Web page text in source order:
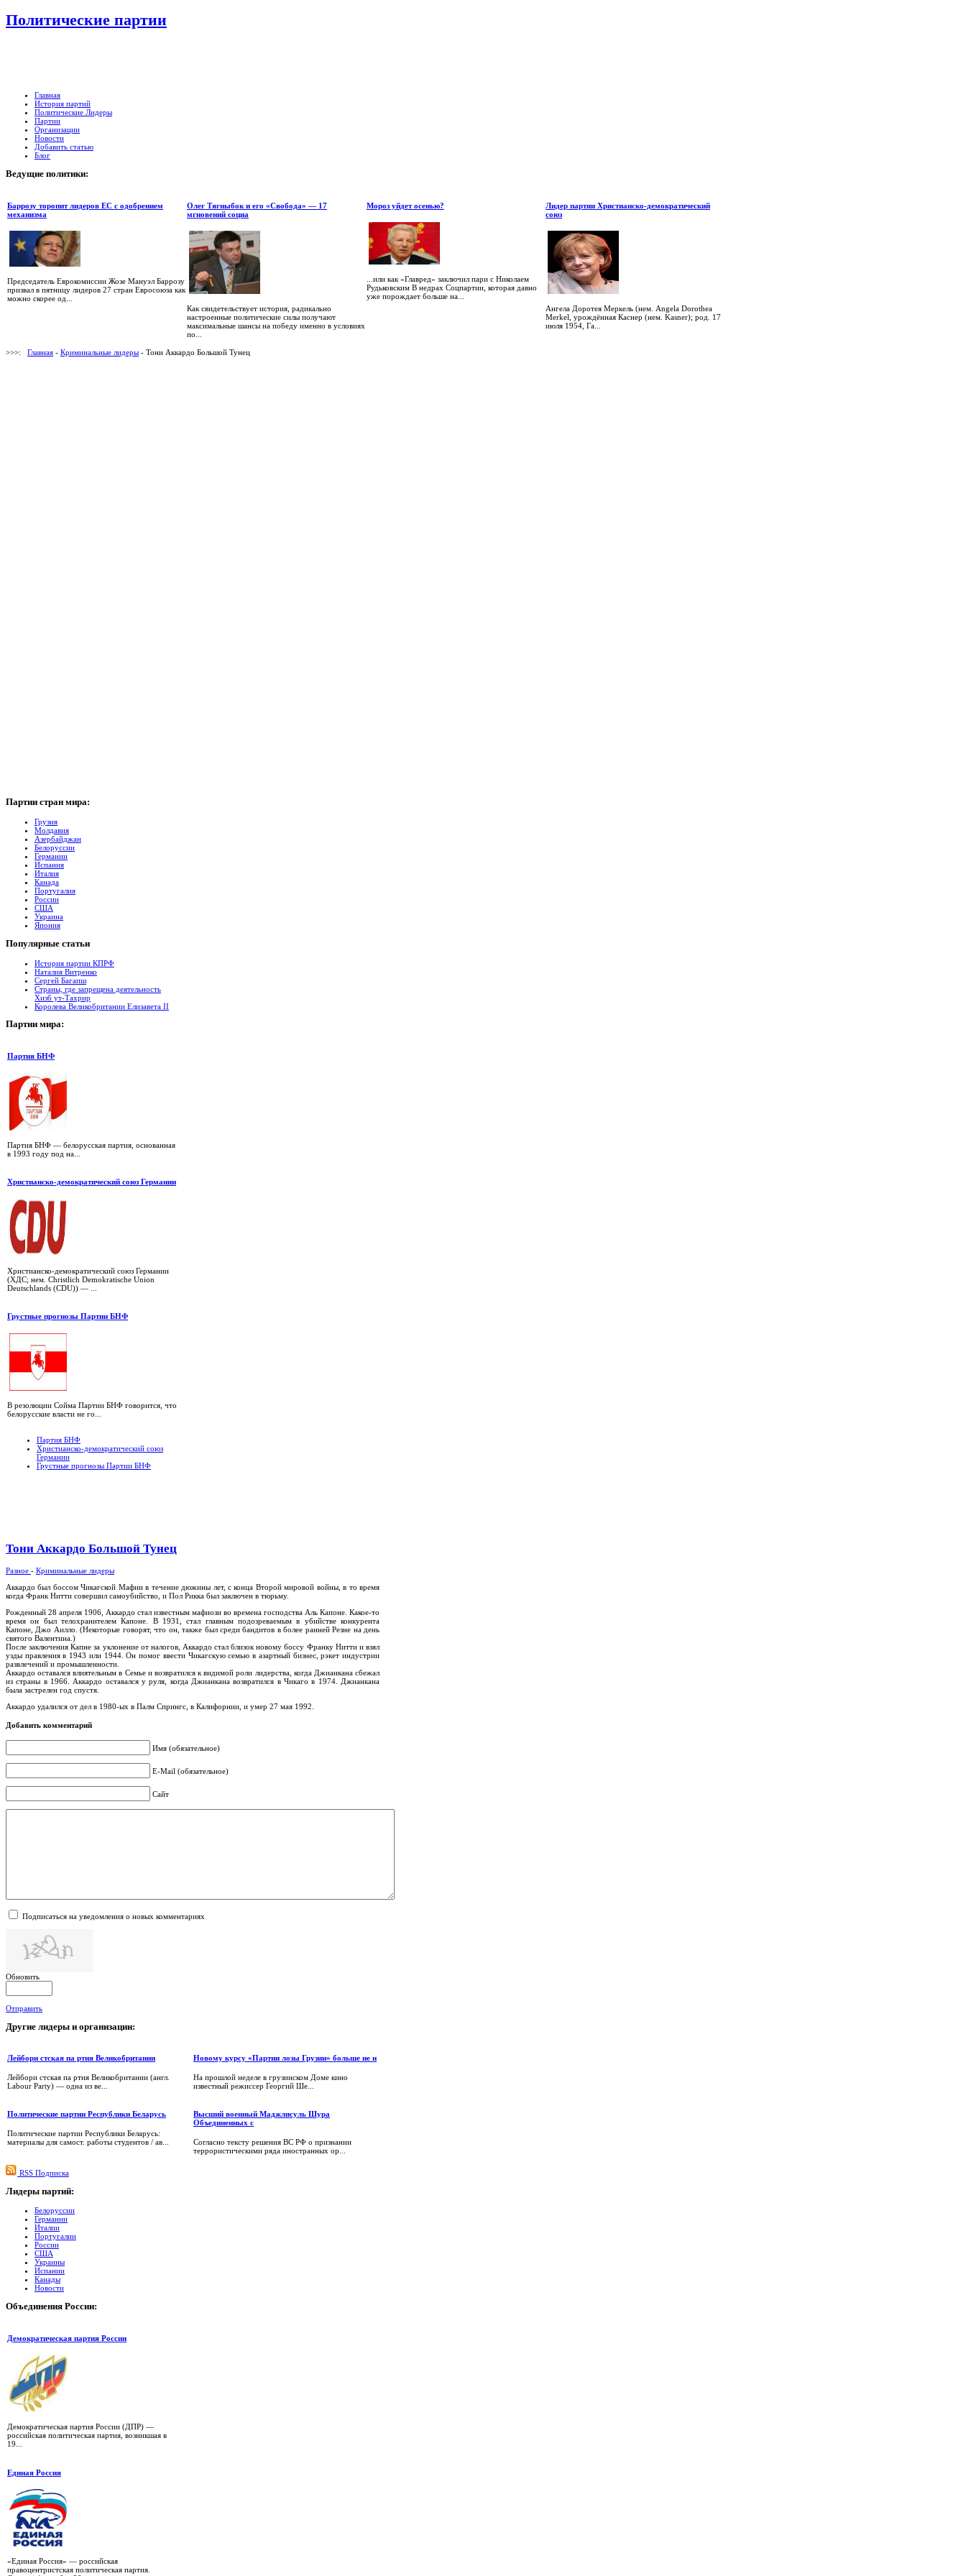
Политические партии
Главная
История партий
Политические Лидеры
Партии
Организации
Новости
Добавить статью
Блог
Ведущие политики:
Баррозу торопит лидеров ЕС с одобрением
механизма
Председатель Еврокомиссии Жозе Мануэл Баррозу
призвал в пятницу лидеров 27 стран Евросоюза как
можно скорее од...
Олег Тягныбок и его «Свобода» — 17
мгновений социа
Как свидетельствует история, радикально
настроенные политические силы получают
максимальные шансы на победу именно в условиях
по...
Мороз уйдет осенью?
...или как «Главред» заключил пари с Николаем
Рудьковским В недрах Соцпартии, которая давно
уже порождает больше на...
Лидер партии Христианско-демократический
союз
Ангела Доротея Меркель (нем. Angela Dorothea
Merkel, урождённая Каснер (нем. Kasner); род. 17
июля 1954, Га...
>>>: Главная - Криминальные лидеры - Тони Аккардо Большой Тунец
Партии стран мира:
Грузия
Молдавия
Азербайджан
Белоруссии
Германии
Испания
Италия
Канада
Португалия
России
США
Украина
Япония
Популярные cтатьи
История партии КПРФ
Наталия Витренко
Сергей Багапш
Страны, где запрещена деятельность
Хизб ут-Тахрир
Королева Великобритании Елизавета II
Партии мира:
Партия БНФ
Партия БНФ — белорусская партия, основанная
в 1993 году под на...
Христианско-демократический союз Германии
Христианско-демократический союз Германии
(ХДС; нем. Christlich Demokratische Union
Deutschlands (CDU)) — ...
Грустные прогнозы Партии БНФ
В резолюции Сойма Партии БНФ говорится, что
белорусские власти не го...
Партия БНФ
Христианско-демократический союз
Германии
Грустные прогнозы Партии БНФ
Тони Аккардо Большой Тунец
Разное - Криминальные лидеры
Аккардо был боссом Чикагской Мафии в течение дюжины лет, с конца Второй мировой войны, в то время
когда Франк Нитти совершил самоубийство, и Пол Рикка был заключен в тюрьму.
Рожденный 28 апреля 1906, Аккардо стал известным мафиози во времена господства Аль Капоне. Какое-то
время он был телохранителем Капоне. В 1931, стал главным подозреваемым в убийстве конкурента
Капоне, Джо Аилло. (Некоторые говорят, что он, также был среди бандитов в более ранней Резне на день
святого Валентина.)
После заключения Капне за уклонение от налогов, Аккардо стал близок новому боссу Франку Нитти и взял
узды правления в 1943 или 1944. Он помог ввести Чикагскую семью в азартный бизнес, рэкет индустрии
развлечений и промышленности.
Аккардо оставался влиятельным в Семье и возвратился к видимой роли лидерства, когда Джианкана сбежал
из страны в 1966. Аккардо оставался у руля, когда Джианкана возвратился в Чикаго в 1974. Джианкана
была застрелен год спустя.
Аккардо удалился от дел в 1980-ых в Палм Спрингс, в Калифорнии, и умер 27 мая 1992.
Добавить комментарий
Имя (обязательное)
E-Mail (обязательное)
Сайт
Подписаться на уведомления о новых комментариях
Обновить
Отправить
Другие лидеры и организации:
Лейбори стская па ртия Великобритании
Лейбори стская па ртия Великобритании (англ.
Labour Party) — одна из ве...
Новому курсу «Партии лозы Грузии» больше не н
На прошлой неделе в грузинском Доме кино
известный режиссер Георгий Ше...
Политические партии Республики Беларусь
Политические партии Республики Беларусь:
материалы для самост. работы студентов / ав...
Высший военный Маджлисуль Шура
Объединенных с
Согласно тексту решения ВС РФ о признании
террористическими ряда иностранных ор...
RSS Подписка
Лидеры партий:
Белоруссии
Германии
Италии
Португалии
России
США
Украины
Испании
Канады
Новости
Объединения России:
Демократическая партия России
Демократическая партия России (ДПР) —
российская политическая партия, возникшая в
19...
Единая Россия
«Единая Россия» — российская
правоцентристская политическая партия.